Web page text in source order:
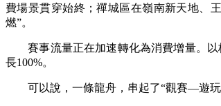
費場景貫穿始終；禪城區在嶺南新天地、
燃”。
賽事流量正在加速轉化為消費增量。以
長100%。
可以說，一條龍舟，串起了“觀賽—遊玩